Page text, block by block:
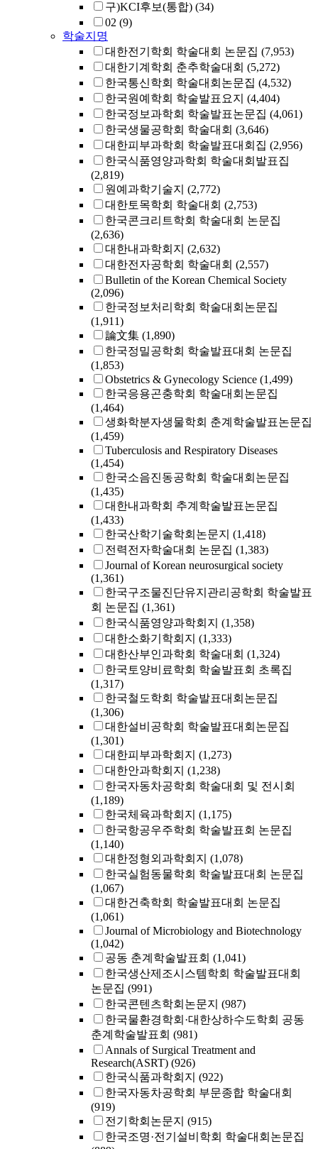
구)KCI후보(통합) (34)
02 (9)
학술지명
대한전기학회 학술대회 논문집 (7,953)
대한기계학회 춘추학술대회 (5,272)
한국통신학회 학술대회논문집 (4,532)
한국원예학회 학술발표요지 (4,404)
한국정보과학회 학술발표논문집 (4,061)
한국생물공학회 학술대회 (3,646)
대한피부과학회 학술발표대회집 (2,956)
한국식품영양과학회 학술대회발표집
(2,819)
원예과학기술지 (2,772)
대한토목학회 학술대회 (2,753)
한국콘크리트학회 학술대회 논문집
(2,636)
대한내과학회지 (2,632)
대한전자공학회 학술대회 (2,557)
Bulletin of the Korean Chemical Society
(2,096)
한국정보처리학회 학술대회논문집
(1,911)
論文集 (1,890)
한국정밀공학회 학술발표대회 논문집
(1,853)
Obstetrics & Gynecology Science (1,499)
한국응용곤충학회 학술대회논문집
(1,464)
생화학분자생물학회 춘계학술발표논문집
(1,459)
Tuberculosis and Respiratory Diseases
(1,454)
한국소음진동공학회 학술대회논문집
(1,435)
대한내과학회 추계학술발표논문집
(1,433)
한국산학기술학회논문지 (1,418)
전력전자학술대회 논문집 (1,383)
Journal of Korean neurosurgical society
(1,361)
한국구조물진단유지관리공학회 학술발표
회 논문집 (1,361)
한국식품영양과학회지 (1,358)
대한소화기학회지 (1,333)
대한산부인과학회 학술대회 (1,324)
한국토양비료학회 학술발표회 초록집
(1,317)
한국철도학회 학술발표대회논문집
(1,306)
대한설비공학회 학술발표대회논문집
(1,301)
대한피부과학회지 (1,273)
대한안과학회지 (1,238)
한국자동차공학회 학술대회 및 전시회
(1,189)
한국체육과학회지 (1,175)
한국항공우주학회 학술발표회 논문집
(1,140)
대한정형외과학회지 (1,078)
한국실험동물학회 학술발표대회 논문집
(1,067)
대한건축학회 학술발표대회 논문집
(1,061)
Journal of Microbiology and Biotechnology
(1,042)
공동 춘계학술발표회 (1,041)
한국생산제조시스템학회 학술발표대회
논문집 (991)
한국콘텐츠학회논문지 (987)
한국물환경학회·대한상하수도학회 공동
춘계학술발표회 (981)
Annals of Surgical Treatment and
Research(ASRT) (926)
한국식품과학회지 (922)
한국자동차공학회 부문종합 학술대회
(919)
전기학회논문지 (915)
한국조명·전기설비학회 학술대회논문집